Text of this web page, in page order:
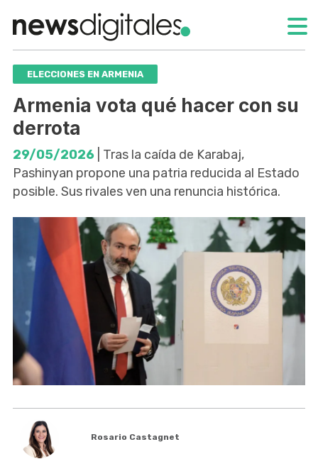
ELECCIONES EN ARMENIA
Armenia vota qué hacer con su
derrota
29/05/2026 | Tras la caída de Karabaj,
Pashinyan propone una patria reducida al Estado
posible. Sus rivales ven una renuncia histórica.
Rosario Castagnet